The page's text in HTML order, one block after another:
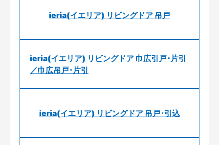
ieria(イエリア) リビングドア 吊戸
ieria(イエリア) リビングドア 巾広引戸･片引
／巾広吊戸･片引
ieria(イエリア) リビングドア 吊戸･引込